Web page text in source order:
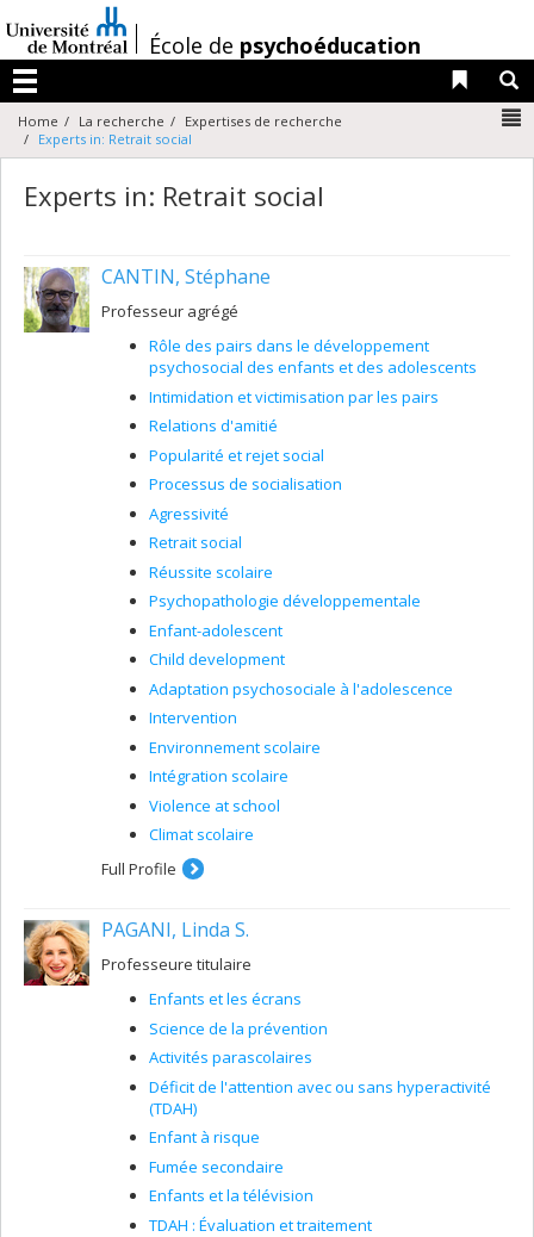
au
contenu
/École de psychoéducation
Menu
Liens
Home La recherche
Expertises de recherche
Experts in: Retrait social
Experts in: Retrait social
CANTIN, Stéphane
Professeur agrégé
Rôle des pairs dans le développement
psychosocial des enfants et des adolescents
Intimidation et victimisation par les pairs
Relations d'amitié
Popularité et rejet social
Processus de socialisation
Agressivité
Retrait social
Réussite scolaire
Psychopathologie développementale
Enfant-adolescent
Child development
Adaptation psychosociale à l'adolescence
Intervention
Environnement scolaire
Intégration scolaire
Violence at school
Climat scolaire
Full Profile
PAGANI, Linda S.
Professeure titulaire
Enfants et les écrans
Science de la prévention
Activités parascolaires
Déficit de l'attention avec ou sans hyperactivité
(TDAH)
Enfant à risque
Fumée secondaire
Enfants et la télévision
TDAH : Évaluation et traitement